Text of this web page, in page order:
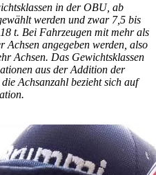
in der OBU, ab
werden und zwar 7,5 bis
t. Bei Fahrzeugen mit mehr als
Achsen angegeben werden, also
Achsen. Das Gewichtsklassen
aus der Addition der
Achsanzahl bezieht sich auf